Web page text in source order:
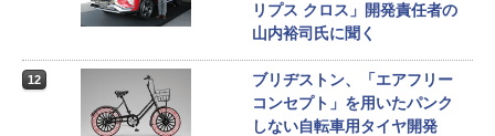
リプス クロス」開発責任者の
山内裕司氏に聞く
12
ブリヂストン、「エアフリー
コンセプト」を用いたパンク
しない自転車用タイヤ開発